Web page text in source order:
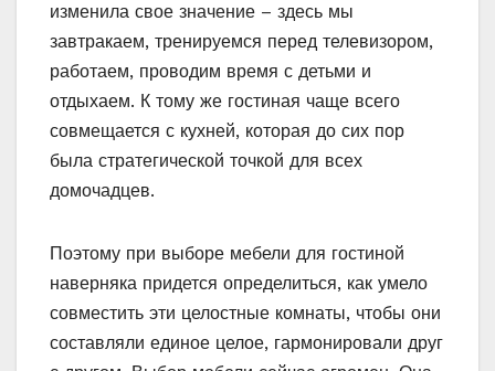
изменила свое значение – здесь мы
завтракаем, тренируемся перед телевизором,
работаем, проводим время с детьми и
отдыхаем. К тому же гостиная чаще всего
совмещается с кухней, которая до сих пор
была стратегической точкой для всех
домочадцев.
Поэтому при выборе мебели для гостиной
наверняка придется определиться, как умело
совместить эти целостные комнаты, чтобы они
составляли единое целое, гармонировали друг